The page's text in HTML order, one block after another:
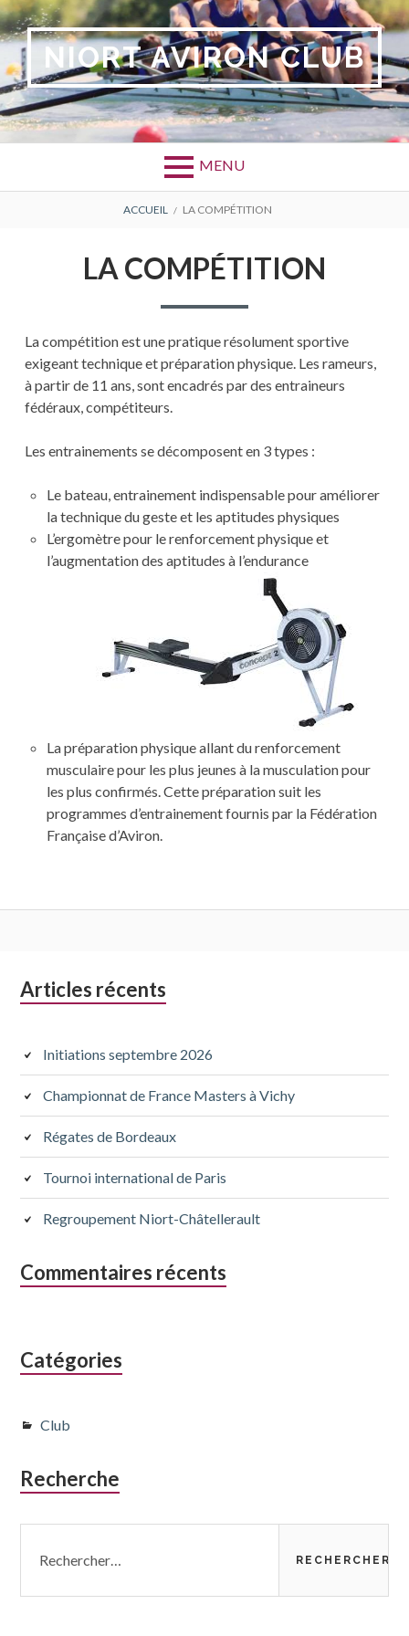
Aller
au
contenu NIORT AVIRON CLUB
MENU
D'ARIANE
ACCUEIL LA COMPÉTITION
LA COMPÉTITION
La compétition est une pratique résolument sportive
exigeant technique et préparation physique. Les rameurs,
à partir de 11 ans, sont encadrés par des entraineurs
fédéraux, compétiteurs.
Les entrainements se décomposent en 3 types :
Le bateau, entrainement indispensable pour améliorer
la technique du geste et les aptitudes physiques
L’ergomètre pour le renforcement physique et
l’augmentation des aptitudes à l’endurance
La préparation physique allant du renforcement
musculaire pour les plus jeunes à la musculation pour
les plus confirmés. Cette préparation suit les
programmes d’entrainement fournis par la Fédération
Française d’Aviron.
Colonne
subsidiaire
Articles récents
Initiations septembre 2026
Championnat de France Masters à Vichy
Régates de Bordeaux
Tournoi international de Paris
Regroupement Niort-Châtellerault
Commentaires récents
Catégories
Club
Recherche